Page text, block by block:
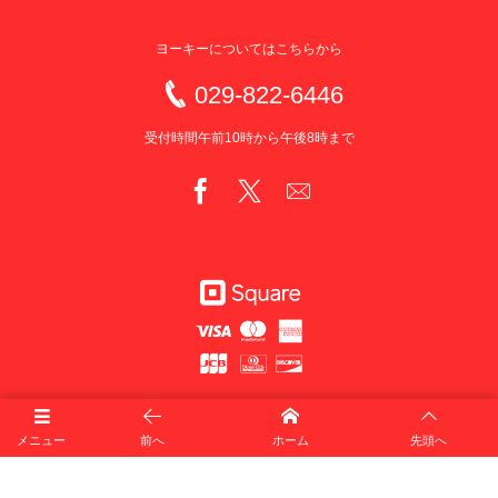
メニュー 前へ ホーム 先頭へ
ヨーキーについてはこちらから
029-822-6446
受付時間午前10時から午後8時まで
犬舎＆自宅
〒300-0062
茨城県土浦市都和1丁目
Hearts Ease Jp's / Little
Lover JP
茨城県第１種取扱業第